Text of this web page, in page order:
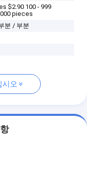
$2.90 100 - 999
pieces
분 / 부분
시오